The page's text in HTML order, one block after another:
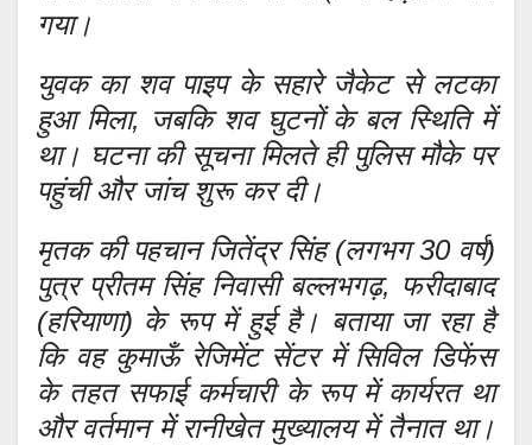
गया।
युवक का शव पाइप के सहारे जैकेट से लटका
हुआ मिला, जबकि शव घुटनों के बल स्थिति में
था। घटना की सूचना मिलते ही पुलिस मौके पर
पहुंची और जांच शुरू कर दी।
मृतक की पहचान जितेंद्र सिंह (लगभग 30 वर्ष)
पुत्र प्रीतम सिंह निवासी बल्लभगढ़, फरीदाबाद
(हरियाणा) के रूप में हुई है। बताया जा रहा है
कि वह कुमाऊँ रेजिमेंट सेंटर में सिविल डिफेंस
के तहत सफाई कर्मचारी के रूप में कार्यरत था
और वर्तमान में रानीखेत मुख्यालय में तैनात था।